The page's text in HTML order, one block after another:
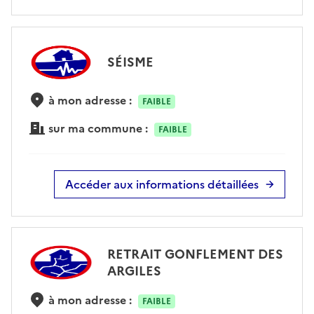
SÉISME
à mon adresse : FAIBLE
sur ma commune : FAIBLE
Accéder aux informations détaillées
RETRAIT GONFLEMENT DES
ARGILES
à mon adresse : FAIBLE